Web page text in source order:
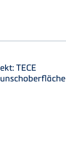
TECE